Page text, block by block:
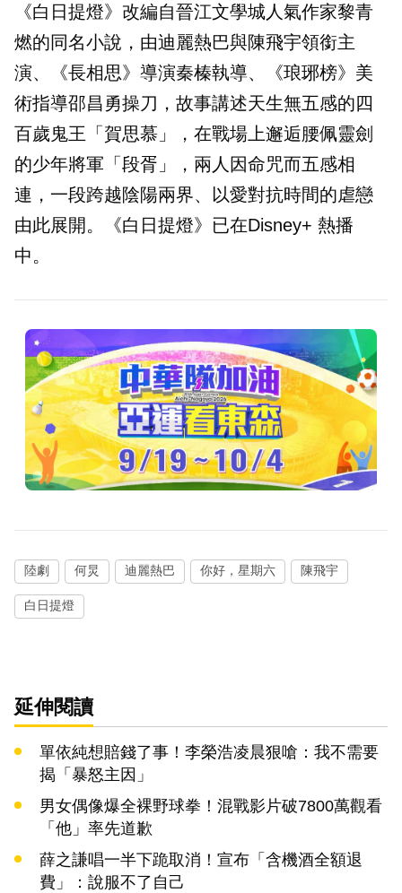
《白日提燈》改編自晉江文學城人氣作家黎青
燃的同名小說，由迪麗熱巴與陳飛宇領銜主
演、《長相思》導演秦榛執導、《琅琊榜》美
術指導邵昌勇操刀，故事講述天生無五感的四
百歲鬼王「賀思慕」，在戰場上邂逅腰佩靈劍
的少年將軍「段胥」，兩人因命咒而五感相
連，一段跨越陰陽兩界、以愛對抗時間的虐戀
由此展開。《白日提燈》已在Disney+ 熱播
中。
陸劇 何炅 迪麗熱巴 你好，星期六 陳飛宇
白日提燈
延伸閱讀
單依純想賠錢了事！李榮浩凌晨狠嗆：我不需要
揭「暴怒主因」
男女偶像爆全裸野球拳！混戰影片破7800萬觀看
「他」率先道歉
薛之謙唱一半下跪取消！宣布「含機酒全額退
費」：說服不了自己